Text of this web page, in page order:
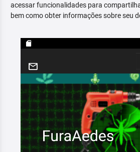
acessar funcionalidades para
bem como obter informações sobre seu